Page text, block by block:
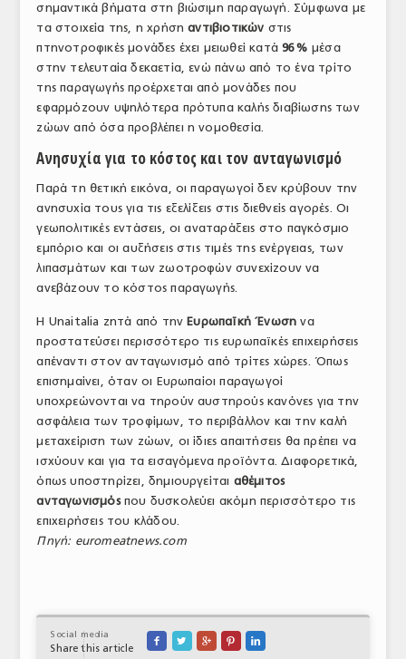
σημαντικά βήματα στη βιώσιμη παραγωγή. Σύμφωνα με
τα στοιχεία της, η χρήσηαντιβιοτικών στις
πτηνοτροφικές μονάδες έχει μειωθεί κατά96% μέσα
στην τελευταία δεκαετία, ενώ πάνω από το ένα τρίτο
της παραγωγής προέρχεται από μονάδες που
εφαρμόζουν υψηλότερα πρότυπα καλής διαβίωσης των
ζώων από όσα προβλέπει η νομοθεσία.
Ανησυχία για το κόστος και τον ανταγωνισμό
Παρά τη θετική εικόνα, οι παραγωγοί δεν κρύβουν την
ανησυχία τους για τις εξελίξεις στις διεθνείς αγορές. Οι
γεωπολιτικές εντάσεις, οι αναταράξεις στο παγκόσμιο
εμπόριο και οι αυξήσεις στις τιμές της ενέργειας, των
λιπασμάτων και των ζωοτροφών συνεχίζουν να
ανεβάζουν το κόστος παραγωγής.
Η Unaitalia ζητά από την Ευρωπαϊκή Ένωση να
προστατεύσει περισσότερο τις ευρωπαϊκές επιχειρήσεις
απέναντι στον ανταγωνισμό από τρίτες χώρες. Όπως
επισημαίνει, όταν οι Ευρωπαίοι παραγωγοί
υποχρεώνονται να τηρούν αυστηρούς κανόνες για την
ασφάλεια των τροφίμων, το περιβάλλον και την καλή
μεταχείριση των ζώων, οι ίδιες απαιτήσεις θα πρέπει να
ισχύουν και για τα εισαγόμενα προϊόντα. Διαφορετικά,
όπως υποστηρίζει, δημιουργείται αθέμιτος
ανταγωνισμόςπου δυσκολεύει ακόμη περισσότερο τις
επιχειρήσεις του κλάδου.
Πηγή: euromeatnews.com
Social media
Share this article
    